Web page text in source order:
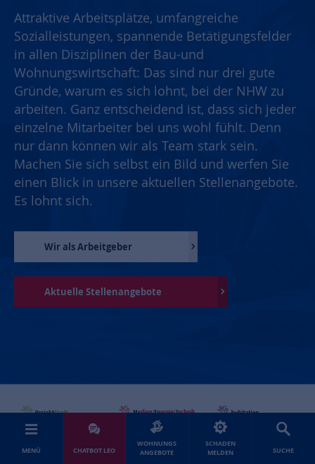
MENÜ CHATBOT LEO
WOHNUNGS
ANGEBOTE
SCHADEN
MELDEN
SUCHE
Attraktive Arbeitsplätze, umfangreiche
Sozialleistungen, spannende Betätigungsfelder
in allen Disziplinen der Bau-und
Wohnungswirtschaft: Das sind nur drei gute
Gründe, warum es sich lohnt, bei der NHW zu
arbeiten. Ganz entscheidend ist, dass sich jeder
einzelne Mitarbeiter bei uns wohl fühlt. Denn
nur dann können wir als Team stark sein.
Machen Sie sich selbst ein Bild und werfen Sie
einen Blick in unsere aktuellen Stellenangebote.
Es lohnt sich.
Wir als Arbeitgeber
Aktuelle Stellenangebote